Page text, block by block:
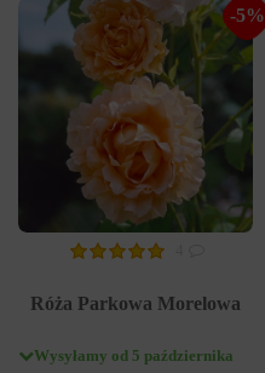
-5%
Róża Parkowa Morelowa
Wysyłamy od 5 października